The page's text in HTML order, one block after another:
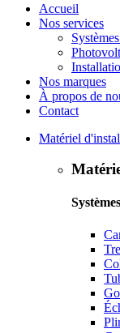
Accueil
Nos services
Nos marques
À propos de
Contact
Matériel